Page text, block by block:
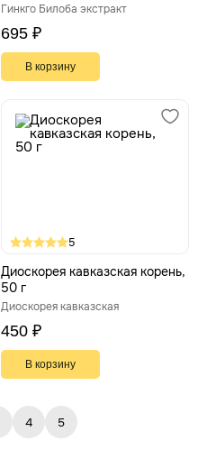
основе гинкго билоба
Гинкго Билоба экстракт
695 ₽
В корзину
5
Диоскорея кавказская корень,
50 г
Диоскорея кавказская
450 ₽
В корзину
4 5